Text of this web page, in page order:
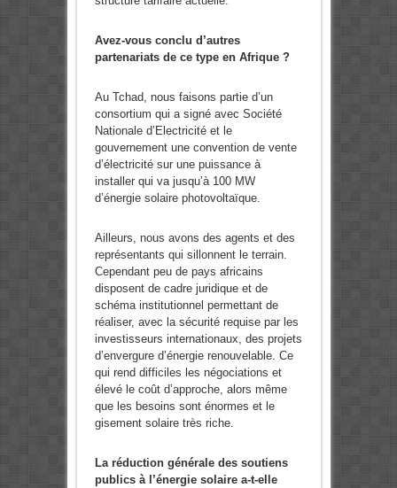
Avez-vous conclu d’autres
partenariats de ce type en Afrique ?
Au Tchad, nous faisons partie d’un
consortium qui a signé avec Société
Nationale d’Electricité et le
gouvernement une convention de vente
d’électricité sur une puissance à
installer qui va jusqu’à 100 MW
d’énergie solaire photovoltaïque.
Ailleurs, nous avons des agents et des
représentants qui sillonnent le terrain.
Cependant peu de pays africains
disposent de cadre juridique et de
schéma institutionnel permettant de
réaliser, avec la sécurité requise par les
investisseurs internationaux, des projets
d’envergure d’énergie renouvelable. Ce
qui rend difficiles les négociations et
élevé le coût d’approche, alors même
que les besoins sont énormes et le
gisement solaire très riche.
La réduction générale des soutiens
publics à l’énergie solaire a-t-elle